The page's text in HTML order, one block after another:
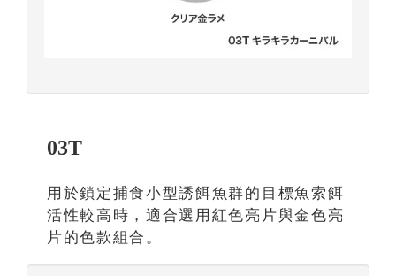
03T
用於鎖定捕食小型誘餌魚群的目標魚索餌
活性較高時，適合選用紅色亮片與金色亮
片的色款組合。